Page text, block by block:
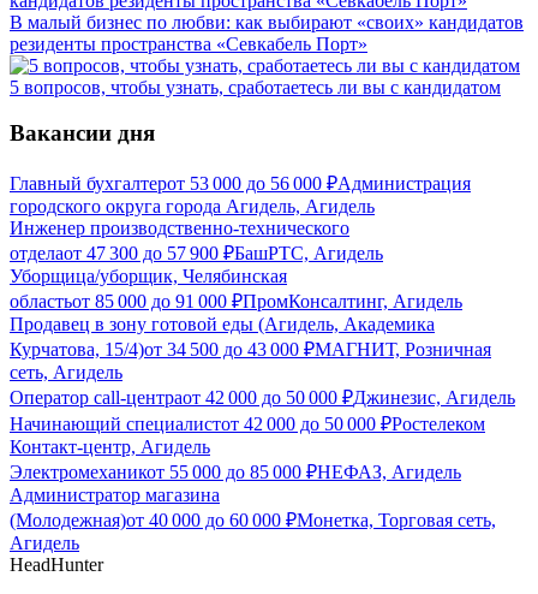
В малый бизнес по любви: как выбирают «своих» кандидатов
резиденты пространства «Севкабель Порт»
5 вопросов, чтобы узнать, сработаетесь ли вы с кандидатом
Вакансии дня
Главный бухгалтерот 53 000 до 56 000 ₽Администрация
городского округа города Агидель, Агидель
Инженер производственно-технического
отделаот 47 300 до 57 900 ₽БашРТС, Агидель
Уборщица/уборщик, Челябинская
областьот 85 000 до 91 000 ₽ПромКонсалтинг, Агидель
Продавец в зону готовой еды (Агидель, Академика
Курчатова, 15/4)от 34 500 до 43 000 ₽МАГНИТ, Розничная
сеть, Агидель
Оператор call-центраот 42 000 до 50 000 ₽Джинезис, Агидель
Начинающий специалистот 42 000 до 50 000 ₽Ростелеком
Контакт-центр, Агидель
Электромеханикот 55 000 до 85 000 ₽НЕФАЗ, Агидель
Администратор магазина
(Молодежная)от 40 000 до 60 000 ₽Монетка, Торговая сеть,
Агидель
HeadHunter